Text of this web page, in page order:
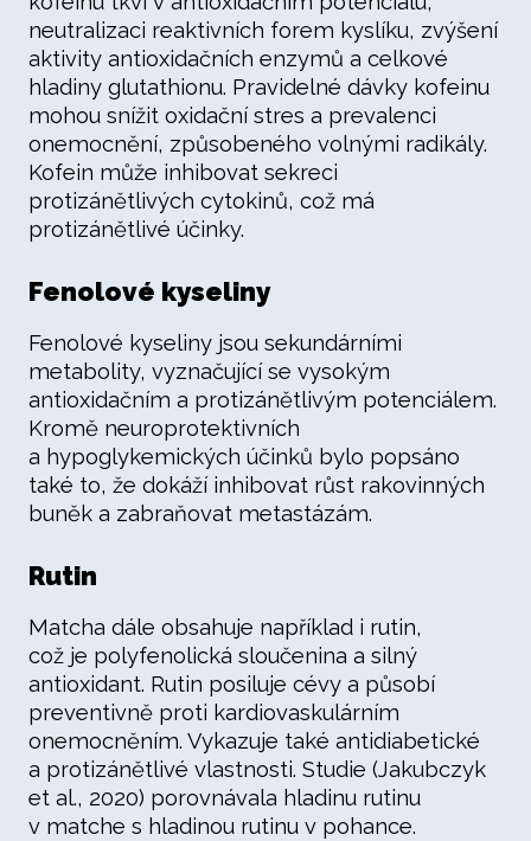
neutralizaci reaktivních forem kyslíku, zvýšení
aktivity antioxidačních enzymů a celkové
hladiny glutathionu. Pravidelné dávky kofeinu
mohou snížit oxidační stres a prevalenci
onemocnění, způsobeného volnými radikály.
Kofein může inhibovat sekreci
protizánětlivých cytokinů, což má
protizánětlivé účinky.
Fenolové kyseliny
Fenolové kyseliny jsou sekundárními
metabolity, vyznačující se vysokým
antioxidačním a protizánětlivým potenciálem.
Kromě neuroprotektivních
a hypoglykemických účinků bylo popsáno
také to, že dokáží inhibovat růst rakovinných
buněk a zabraňovat metastázám.
Rutin
Matcha dále obsahuje například i rutin,
což je polyfenolická sloučenina a silný
antioxidant. Rutin posiluje cévy a působí
preventivně proti kardiovaskulárním
onemocněním. Vykazuje také antidiabetické
a protizánětlivé vlastnosti. Studie (Jakubczyk
et al., 2020) porovnávala hladinu rutinu
v matche s hladinou rutinu v pohance.